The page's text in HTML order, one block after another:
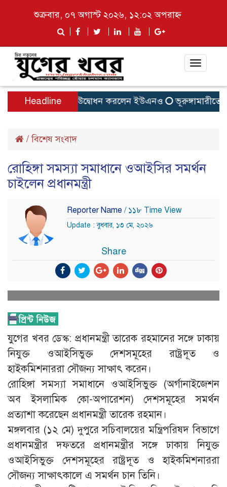
শুক্রবার, ০৭ অগাস্ট ২০২৬, ১২:০২ অপরাহ্ন
Toggle
Headline
পাতিলের বাসা উদ্বোধন করলেন ইউএনও ভূরুঙ্গামারীতে
/বিশেষ সংবাদ
রোহিঙ্গা সমস্যা সমাধানে ওআইসির সমর্থন
চাইলেন প্রধানমন্ত্রী
Reporter Name / ১১৮ Time View
Update : বুধবার, ১৩ মে, ২০২৬
Share
যুগের খবর ডেস্ক: প্রধানমন্ত্রী তারেক রহমানের সঙ্গে ঢাকায়
নিযুক্ত ওআইসিভুক্ত দেশসমূহের রাষ্ট্রদূত ও
হাইকমিশনাররা সৌজন্য সাক্ষাৎ করেন।
রোহিঙ্গা সমস্যা সমাধানে ওআইসিভুক্ত (অর্গানাইজেশন
অব ইসলামিক কো-অপারেশন) দেশসমূহের সমর্থন
প্রত্যাশা করেছেন প্রধানমন্ত্রী তারেক রহমান।
মঙ্গলবার (১২ মে) দুপুরে সচিবালয়ের মন্ত্রিপরিষদ বিভাগে
প্রধানমন্ত্রীর দফতরে প্রধানমন্ত্রীর সঙ্গে ঢাকায় নিযুক্ত
ওআইসিভুক্ত দেশসমূহের রাষ্ট্রদূত ও হাইকমিশনাররা
সৌজন্য সাক্ষাৎকালে এ সমর্থন চান তিনি।